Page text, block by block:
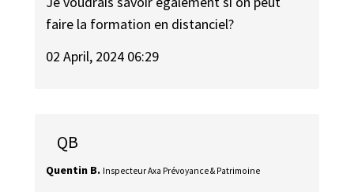
faire la formation en distanciel?
02 April, 2024 06:29
QB
Quentin B. Inspecteur Axa Prévoyance & Patrimoine